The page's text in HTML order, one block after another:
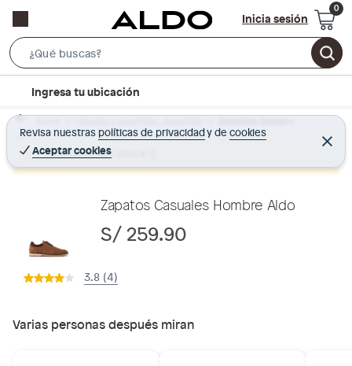
Inicia sesión
e
r
c
B
r
c
t
n
Ingresa tu ubicación
Revisa nuestras políticas de privacidadyde cookies
Aceptar cookies
C
e
r
Home Calzado y zapatillas - Zapatillas Zapatillas Hombre
Producto sin stock :(
Zapatos Casuales Hombre Aldo
S/ 259.90
3.8 (4)
Varias personas después miran